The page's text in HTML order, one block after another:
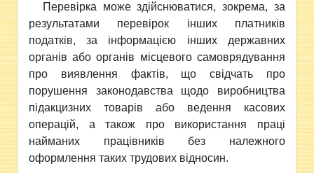
Перевірка може здійснюватися, зокрема, за
результатами перевірок інших платників
податків, за інформацією інших державних
органів або органів місцевого самоврядування
про виявлення фактів, що свідчать про
порушення законодавства щодо виробництва
підакцизних товарів або ведення касових
операцій, а також про використання праці
найманих працівників без належного
оформлення таких трудових відносин.